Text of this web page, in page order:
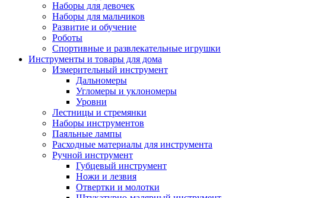
Наборы для девочек
Наборы для мальчиков
Развитие и обучение
Роботы
Спортивные и развлекательные игрушки
Инструменты и товары для дома
Измерительный инструмент
Дальномеры
Угломеры и уклономеры
Уровни
Лестницы и стремянки
Наборы инструментов
Паяльные лампы
Расходные материалы для инструмента
Ручной инструмент
Губцевый инструмент
Ножи и лезвия
Отвертки и молотки